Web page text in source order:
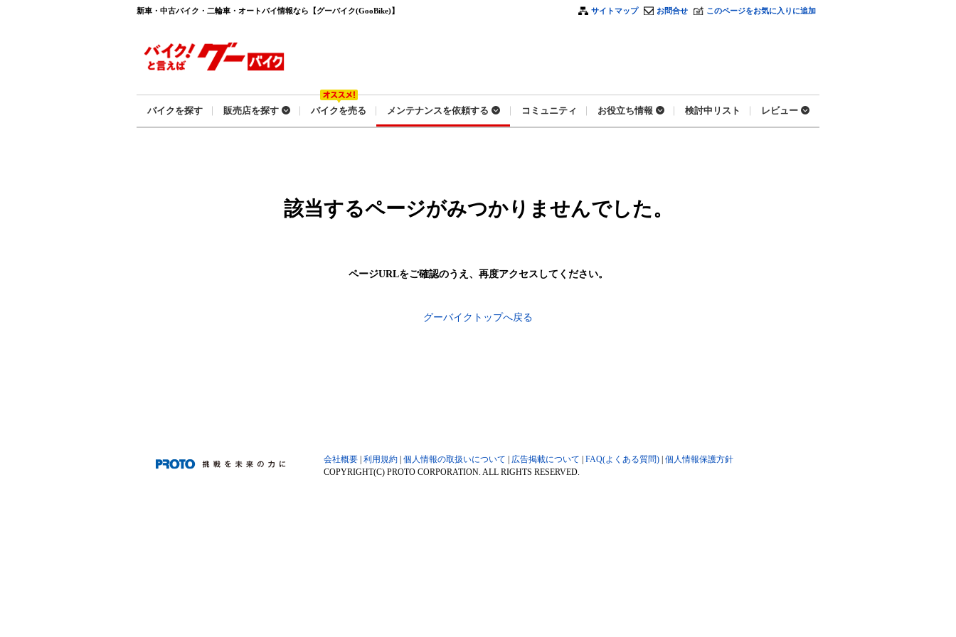
新車・中古バイク・二輪車・オートバイ情報なら【グーバイク(GooBike)】 サイトマップ お問合せ このページをお気に入りに追加
バイクを探す 販売店を探す バイクを売る メンテナンスを依頼する コミュニティ お役立ち情報 検討中リスト レビュー
該当するページがみつかりませんでした。
ページURLをご確認のうえ、 再度アクセスしてください。
グーバイクトップへ戻る
会社概要 利用規約 個人情報の取扱いについて 広告掲載について FAQ(よくある質問) 個人情報保護方針
COPYRIGHT(C) PROTO CORPORATION. ALL RIGHTS RESERVED.